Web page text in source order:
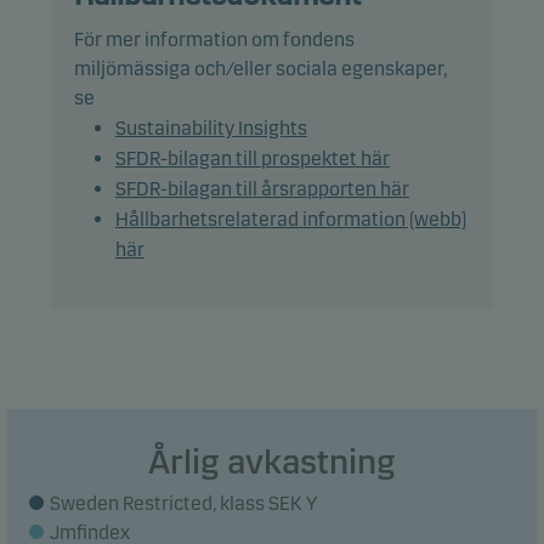
Rekommendation: Denna fond är möjligtvis inte
lämpad för investerare som planerar att avyttra
sina fondandelar inom 5 år.
För mer information om fondens
miljömässiga och/eller sociala egenskaper,
se
Sustainability Insights
SFDR-bilagan till prospektet här
SFDR-bilagan till årsrapporten här
Hållbarhetsrelaterad information (webb)
här
Årlig avkastning
Sweden Restricted, klass SEK Y
Jmfindex